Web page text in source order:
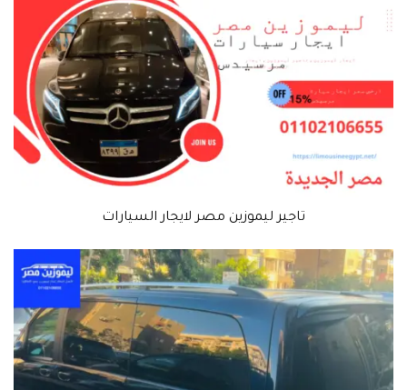
تاجير ليموزين مصر لايجار السيارات